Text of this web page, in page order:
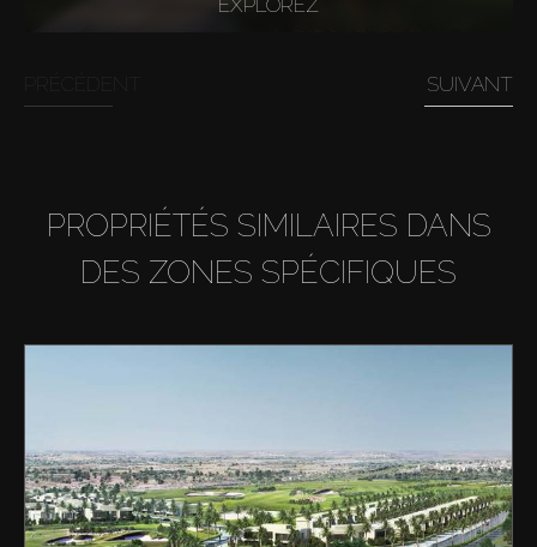
Acheter
SUIVANT
PROPRIÉTÉS SIMILAIRES DANS
DES ZONES SPÉCIFIQUES